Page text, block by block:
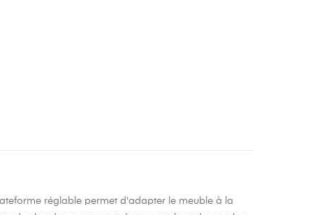
réglable permet d'adapter le meuble à la